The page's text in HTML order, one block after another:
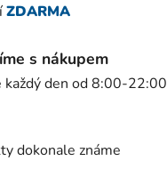
ZDARMA
s nákupem
každý den od 8:00-22:00
dokonale známe